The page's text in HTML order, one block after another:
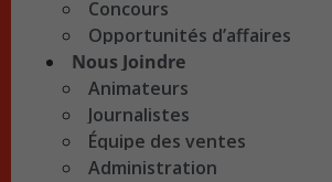
Concours
Opportunités d’affaires
Nous Joindre
Animateurs
Journalistes
Équipe des ventes
Administration